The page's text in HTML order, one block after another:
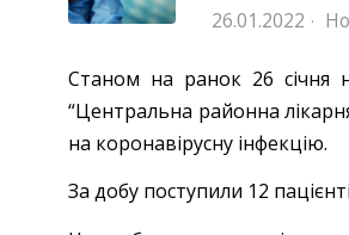
26.01.2022 ·
Станом на ранок 26 січня
“Центральна районна
на коронавірусну інфекцію.
За добу поступили 12